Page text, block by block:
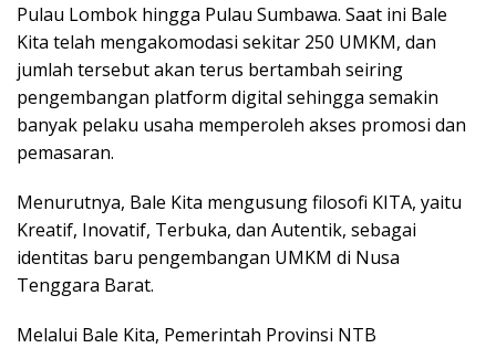
Pulau Lombok hingga Pulau Sumbawa. Saat ini Bale
Kita telah mengakomodasi sekitar 250 UMKM, dan
jumlah tersebut akan terus bertambah seiring
pengembangan platform digital sehingga semakin
banyak pelaku usaha memperoleh akses promosi dan
pemasaran.
Menurutnya, Bale Kita mengusung filosofi KITA, yaitu
Kreatif, Inovatif, Terbuka, dan Autentik, sebagai
identitas baru pengembangan UMKM di Nusa
Tenggara Barat.
Melalui Bale Kita, Pemerintah Provinsi NTB